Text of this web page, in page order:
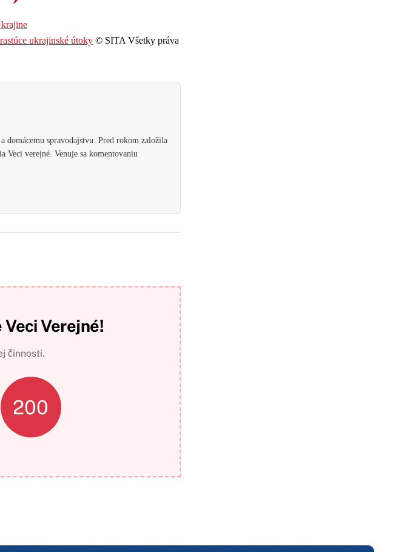
ukrajinské útoky © SITA Všetky práva
domácemu spravodajstvu. Pred rokom založila
Veci verejné. Venuje sa komentovaniu
Verejné!
činnosti.
200